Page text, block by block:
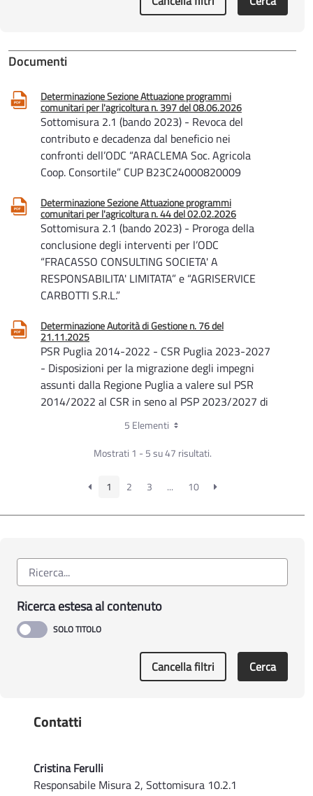
Documenti
Determinazione Sezione Attuazione programmi
comunitari per l'agricoltura n. 397 del 08.06.2026
Sottomisura 2.1 (bando 2023) - Revoca del
contributo e decadenza dal beneficio nei
confronti dell’ODC “ARACLEMA Soc. Agricola
Coop. Consortile” CUP B23C24000820009
Determinazione Sezione Attuazione programmi
comunitari per l'agricoltura n. 44 del 02.02.2026
Sottomisura 2.1 (bando 2023) - Proroga della
conclusione degli interventi per l’ODC
“FRACASSO CONSULTING SOCIETA' A
RESPONSABILITA' LIMITATA” e “AGRISERVICE
CARBOTTI S.R.L.”
Determinazione Autorità di Gestione n. 76 del
21.11.2025
PSR Puglia 2014-2022 - CSR Puglia 2023-2027
- Disposizioni per la migrazione degli impegni
assunti dalla Regione Puglia a valere sul PSR
2014/2022 al CSR in seno al PSP 2023/2027 di
cui alla DAG 43/2025, così come modificata ad
DAG 64/2025 e DAG 72/2025 – Apertura di una
dal PSR 2014/2022 al CSR 2023/2027
Determinazione Autorità di Gestione n. 72 del
- Disposizioni in merito alla migrazione degli
impegni assunti dalla Regione Puglia a valere sul
PSR 2014/2022 al CSR in seno al PSP
2023/2027 – DAdG 60/2025 rettificata e
integrata con DAdG 64/2025 – Differimento
termini
Determinazione Autorità di Gestione n. 60 del
- Aggiornamento delle disposizioni per la
migrazione degli impegni assunti dalla Regione
seno al PSP 2023/2027 di cui alla DAdG
43/2025
5 Elementi
Mostrati 1 - 5 su 47 risultati.
1 2 3 ... 10
Ricerca estesa al contenuto
Cancella filtri Cerca
Contatti
Cristina Ferulli
Responsabile Misura 2, Sottomisura 10.2.1